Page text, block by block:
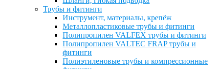
Трубы и фитинги
Инструмент, материалы, крепёж
Металлопластиковые трубы и фитинги
Полипропилен VALFEX трубы и фитинги
Полипропилен VALTEC FRAP трубы и
фитинги
Полиэтиленовые трубы и компрессионные